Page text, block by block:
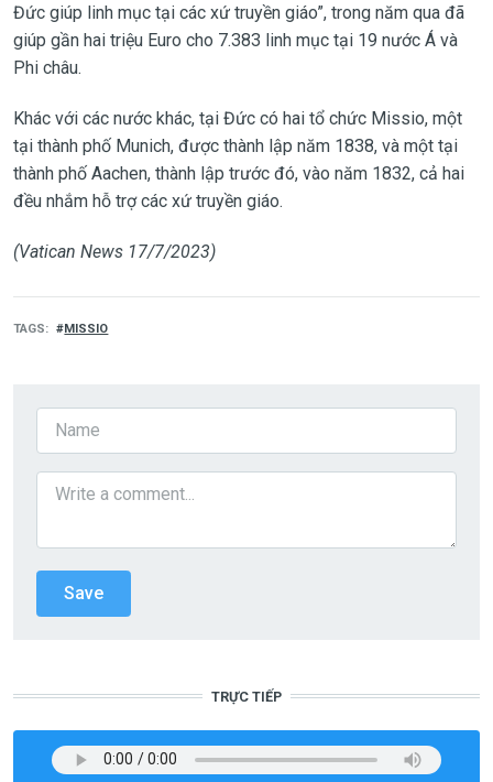
Đức giúp linh mục tại các xứ truyền giáo”, trong năm qua đã
giúp gần hai triệu Euro cho 7.383 linh mục tại 19 nước Á và
Phi châu.
Khác với các nước khác, tại Đức có hai tổ chức Missio, một
tại thành phố Munich, được thành lập năm 1838, và một tại
thành phố Aachen, thành lập trước đó, vào năm 1832, cả hai
đều nhắm hỗ trợ các xứ truyền giáo.
(Vatican News 17/7/2023)
TAGS MISSIO
TRỰC TIẾP